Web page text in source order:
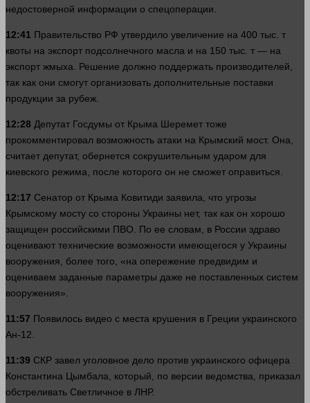
недостоверной информации о спецоперации.
12:41 Правительство РФ утвердило увеличение на 400 тыс. т
квоты на экспорт подсолнечного масла и на 150 тыс. т — на
экспорт жмыха. Решение должно поддержать производителей,
так как они смогут организовать дополнительные поставки
продукции за рубеж.
12:28 Депутат Госдумы от Крыма Шеремет тоже
прокомментировал возможность атаки на Крымский мост. Она,
считает депутат, обернется сокрушительным ударом для
киевского режима, после которого он не сможет оправиться.
12:17 Сенатор от Крыма Ковитиди заявила, что угрозы
Крымскому мосту со стороны Украины нет, так как он хорошо
защищен российскими ПВО. По ее словам, в России здраво
оценивают технические возможности имеющегося у Украины
вооружения, более того, «на опережение предвидим и
оцениваем заданные параметры даже не поставленных систем
вооружения».
11:57 Появилось видео с места крушения в Греции украинского
Ан-12.
11:39 СКР завел уголовное дело против украинского офицера
Константина Цымбала, который, по версии ведомства, приказал
обстреливать Светличное в ЛНР.